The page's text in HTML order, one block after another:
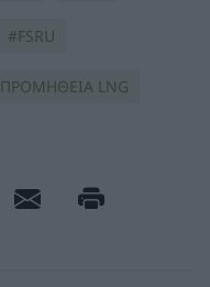
FSRU
ΠΡΟΜΗΘΕΙΑ LNG